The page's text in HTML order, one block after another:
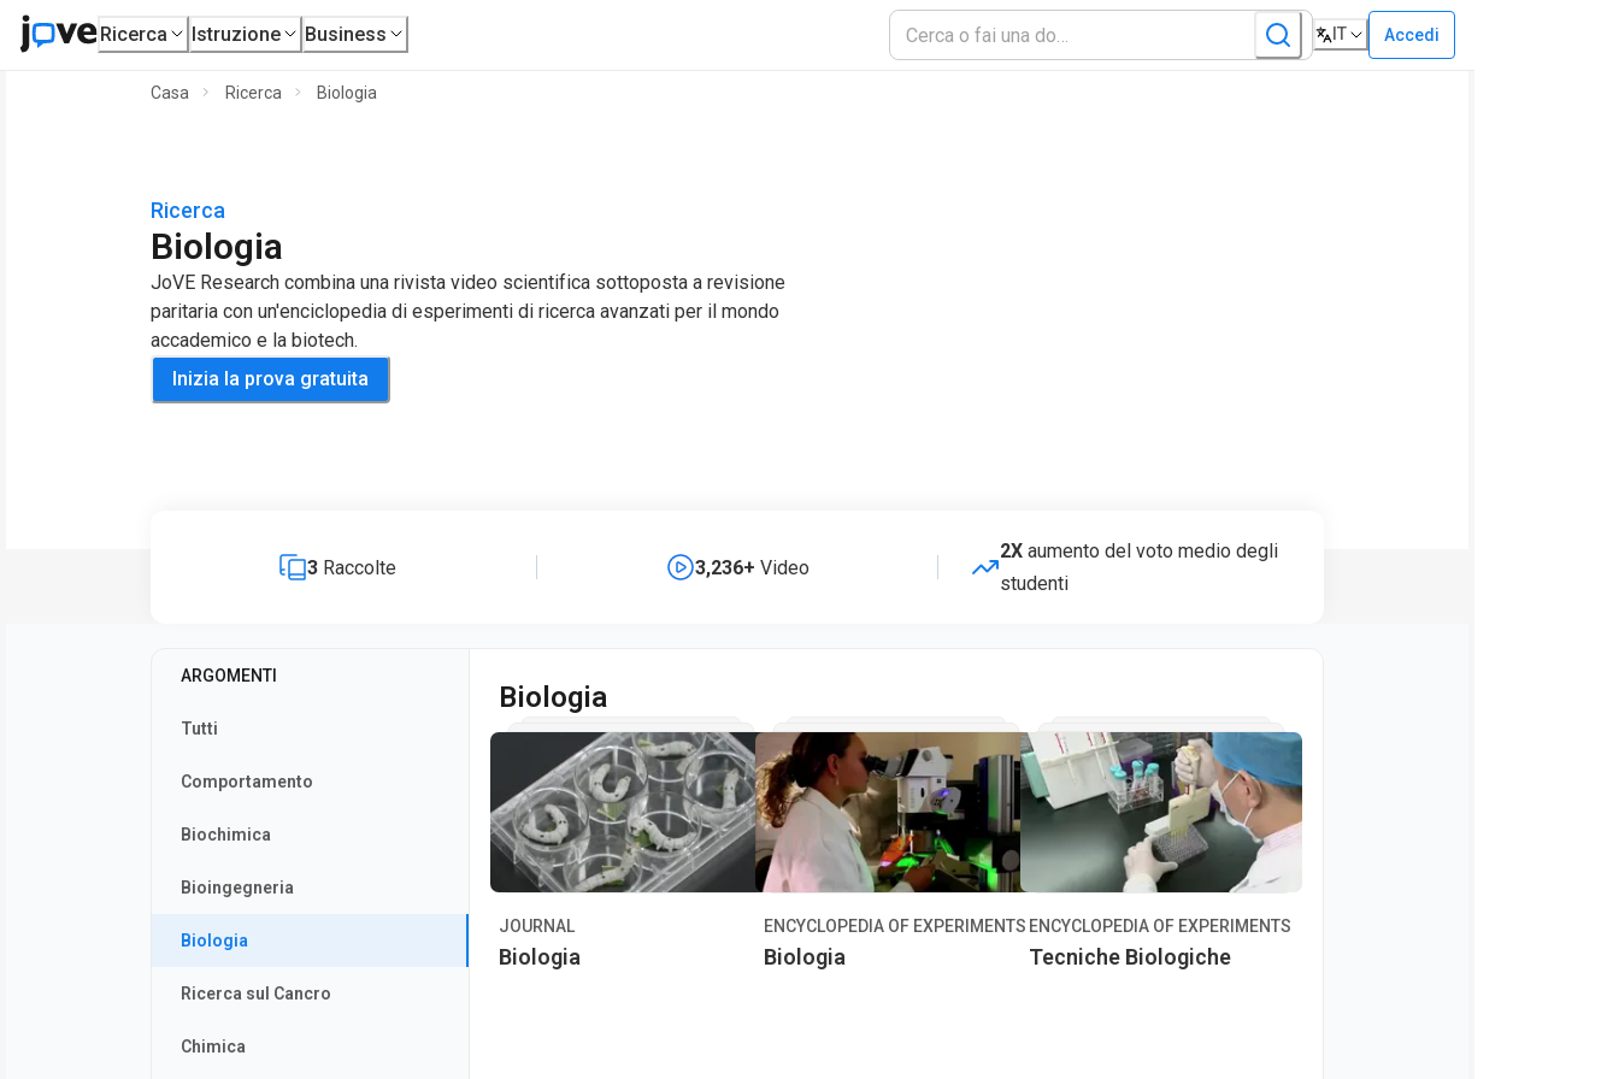
Ricerca Istruzione Business IT Accedi
Casa Ricerca Biologia
Ricerca
Biologia
JoVE Research combina una rivista video scientifica sottoposta a revisione
paritaria con un'enciclopedia di esperimenti di ricerca avanzati per il mondo
accademico e la biotech.
Inizia la prova gratuita
3 Raccolte 3,236+ Video
2X aumento del voto medio degli
studenti
ARGOMENTI
Tutti
Comportamento
Biochimica
Bioingegneria
Biologia
Ricerca sul Cancro
Chimica
Biologia
JOURNAL
Biologia
ENCYCLOPEDIA OF EXPERIMENTS
Biologia
ENCYCLOPEDIA OF EXPERIMENTS
Tecniche Biologiche